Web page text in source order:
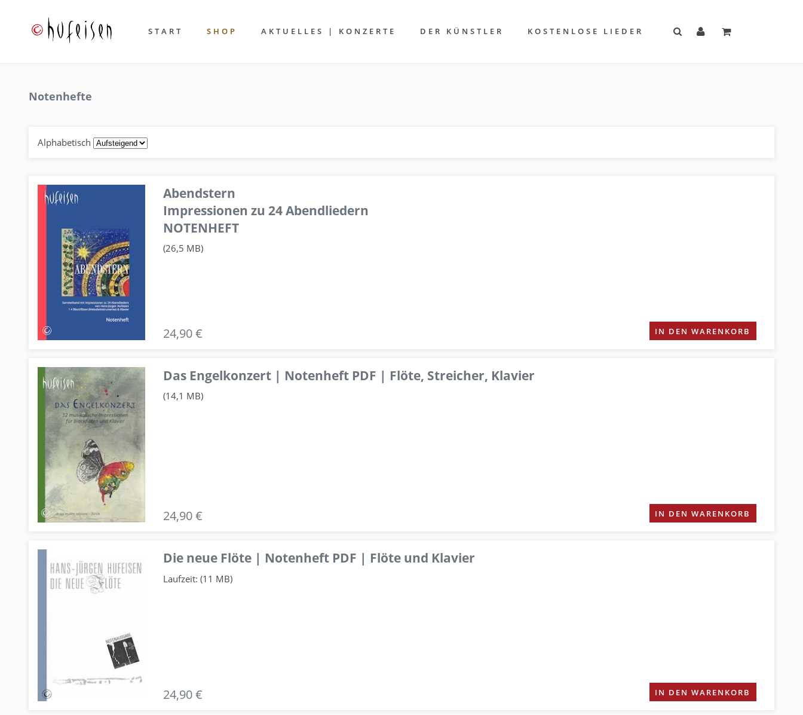
START SHOP AKTUELLES | KONZERTE DER KÜNSTLER KOSTENLOSE LIEDER
Notenhefte
Alphabetisch
Abendstern
Impressionen zu 24 Abendliedern
NOTENHEFT
(26,5 MB)
24,90 € IN DEN WARENKORB
Das Engelkonzert | Notenheft PDF | Flöte, Streicher, Klavier
(14,1 MB)
24,90 € IN DEN WARENKORB
Die neue Flöte | Notenheft PDF | Flöte und Klavier
Laufzeit: (11 MB)
24,90 € IN DEN WARENKORB